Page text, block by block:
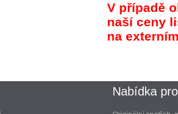
V případě
naší ceny
na
Nabídka